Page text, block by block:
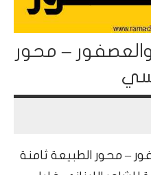
– محور
– محور الطبيعة ثامنة